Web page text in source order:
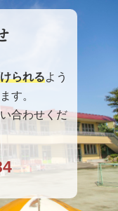
られるよう
す。
合わせくだ